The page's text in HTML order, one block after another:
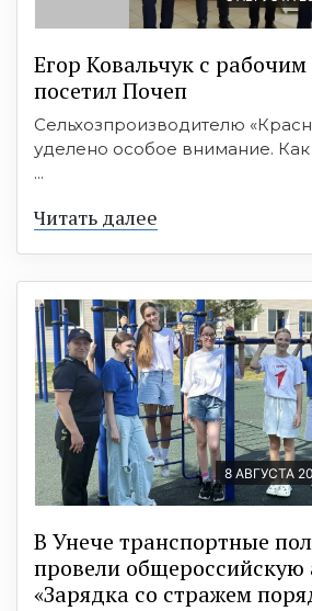
Егор Ковальчук с
посетил Почеп
Сельхозпроизводителю
уделено особое внимание.
...
Читать далее
8 АВГУСТА
В Унече транспортные
провели
«Зарядка со стражем